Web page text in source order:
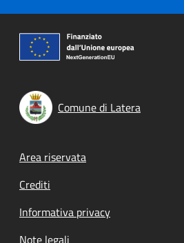
Comune di Latera
Footer menu
Area riservata
Crediti
Informativa privacy
Note legali